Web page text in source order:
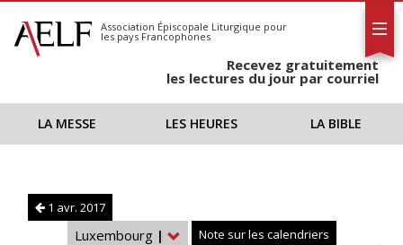
S'abonner
Calendrier
Association Épiscopale Liturgique pour
les pays Francophones
Recevez gratuitement
les lectures du jour par courriel
LA MESSE LES HEURES LA BIBLE
1 avr. 2017
Luxembourg |
Note sur les calendriers